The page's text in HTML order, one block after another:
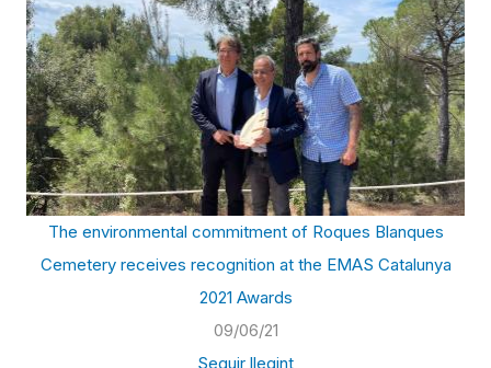
The environmental commitment of Roques Blanques
Cemetery receives recognition at the EMAS Catalunya
2021 Awards
09/06/21
Seguir llegint